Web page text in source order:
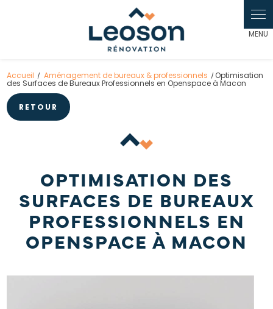
Accueil Aménagement de bureaux & professionnels Optimisation
des Surfaces de Bureaux Professionnels en Openspace à Macon
RETOUR
OPTIMISATION DES
SURFACES DE BUREAUX
PROFESSIONNELS EN
OPENSPACE À MACON
Panneau de gestion des cookies